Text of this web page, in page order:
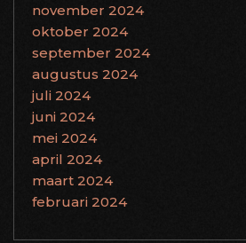
november 2024
oktober 2024
september 2024
augustus 2024
juli 2024
juni 2024
mei 2024
april 2024
maart 2024
februari 2024